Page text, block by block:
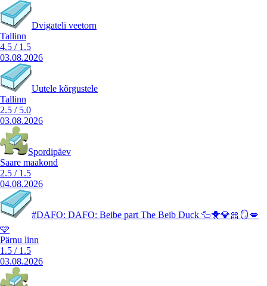
Dvigateli veetorn
Tallinn
4.5 / 1.5
03.08.2026
Uutele kõrgustele
Tallinn
2.5 / 5.0
03.08.2026
Spordipäev
Saare maakond
2.5 / 1.5
04.08.2026
#DAFO: DAFO: Beibe part The Beib Duck 🦆🐥💎🎀🪞💋
🩷
Pärnu linn
1.5 / 1.5
03.08.2026